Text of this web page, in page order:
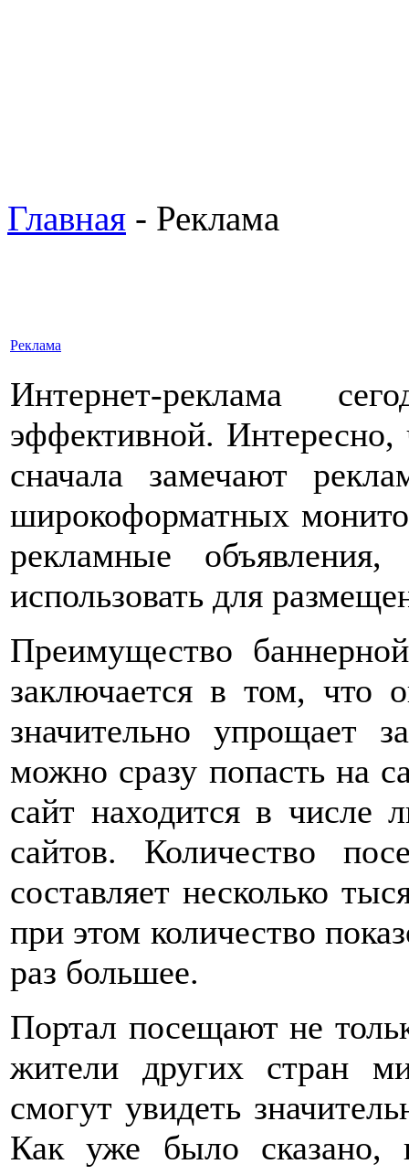
Главная - Реклама
Реклама
Интернет-реклама
эффективной. Интересно,
сначала замечают
широкоформатных
рекламные
использовать для
Преимущество
заключается в том, что
значительно упрощает
можно сразу попасть на
сайт находится в числе
сайтов. Количество
составляет несколько
при этом количество
раз большее.
Портал посещают не
жители других стран
смогут увидеть
Как уже было сказано,